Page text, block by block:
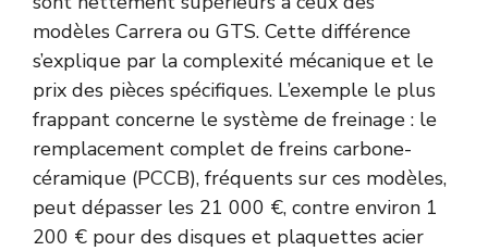
modèles Carrera ou GTS. Cette différence
s’explique par la complexité mécanique et le
prix des pièces spécifiques. L’exemple le plus
frappant concerne le système de freinage : le
remplacement complet de freins carbone-
céramique (PCCB), fréquents sur ces modèles,
peut dépasser les 21 000 €, contre environ 1
200 € pour des disques et plaquettes acier